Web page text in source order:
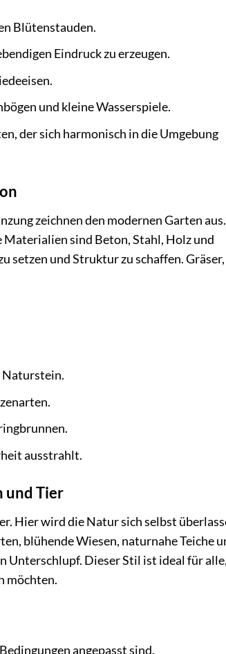
Blütenstauden.
Eindruck zu erzeugen.
und kleine Wasserspiele.
der sich harmonisch in die Umgebung
zeichnen den modernen Garten
sind Beton, Stahl, Holz und
setzen und Struktur zu schaffen.
Naturstein.
ausstrahlt.
und Tier
Hier wird die Natur sich selbst
blühende Wiesen, naturnahe Teiche
Unterschlupf. Dieser Stil ist ideal für
möchten.
angepasst sind.